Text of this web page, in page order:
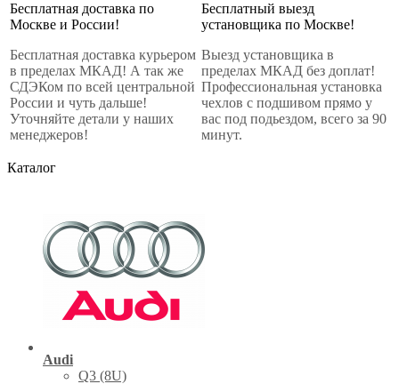
Бесплатная доставка по
Москве и России!
Бесплатная доставка курьером
в пределах МКАД! А так же
СДЭКом по всей центральной
России и чуть дальше!
Уточняйте детали у наших
менеджеров!
Бесплатный выезд
установщика по Москве!
Выезд установщика в
пределах МКАД без доплат!
Профессиональная установка
чехлов с подшивом прямо у
вас под подьездом, всего за 90
минут.
Каталог
Audi
Q3 (8U)